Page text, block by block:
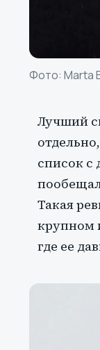
Фото: Marta
Лучший
список с
Такая
крупном
где ее